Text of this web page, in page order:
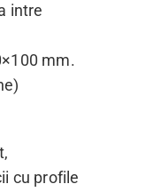
intre
mm.
cu profile